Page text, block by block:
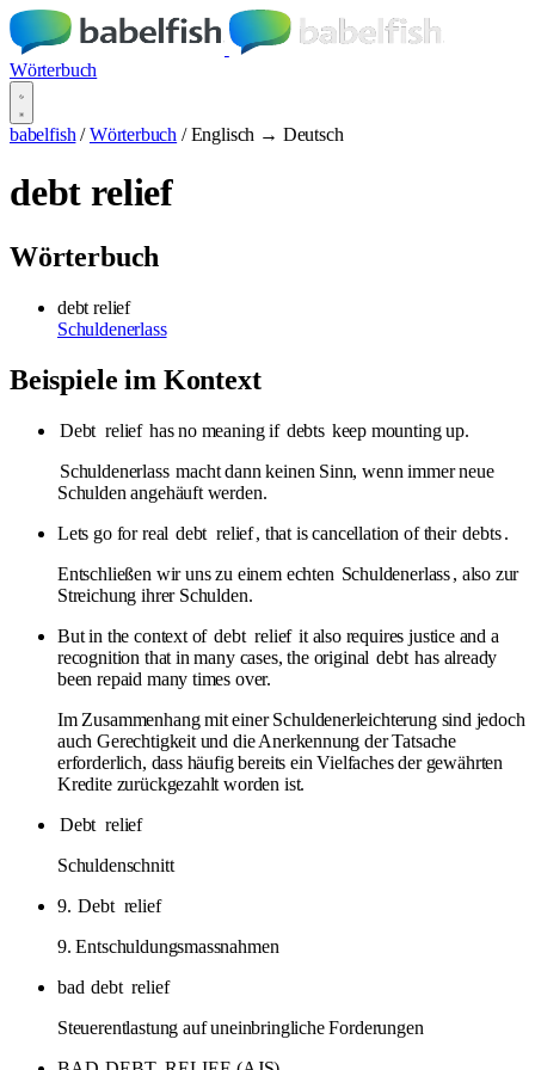
Wörterbuch
babelfish / Wörterbuch / Englisch → Deutsch
debt relief
Wörterbuch
debt relief
Schuldenerlass
Beispiele im Kontext
Debt relief has no meaning if debts keep mounting up.
Schuldenerlass macht dann keinen Sinn, wenn immer neue
Schulden angehäuft werden.
Lets go for real debt relief, that is cancellation of their debts .
Entschließen wir uns zu einem echten Schuldenerlass, also zur
Streichung ihrer Schulden.
But in the context of debt relief it also requires justice and a
recognition that in many cases, the original debt has already
been repaid many times over.
Im Zusammenhang mit einer Schuldenerleichterung sind jedoch
auch Gerechtigkeit und die Anerkennung der Tatsache
erforderlich, dass häufig bereits ein Vielfaches der gewährten
Kredite zurückgezahlt worden ist.
Debt relief
Schuldenschnitt
9. Debt relief
9. Entschuldungsmassnahmen
bad debt relief
Steuerentlastung auf uneinbringliche Forderungen